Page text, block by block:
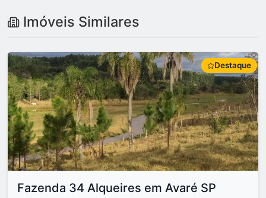
Imóveis Similares
Destaque
Fazenda 34 Alqueires em Avaré SP